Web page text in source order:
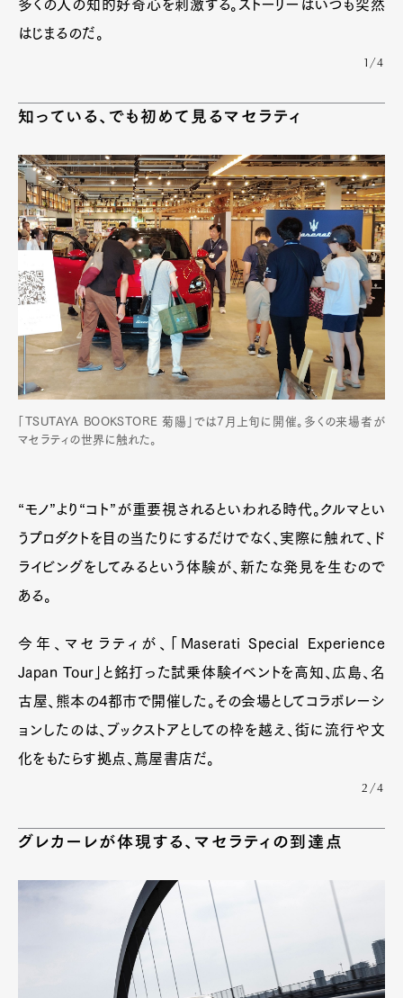
多くの人の知的好奇心を刺激する。ストーリーはいつも突然
はじまるのだ。
1/4
知っている、でも初めて見るマセラティ
「TSUTAYA BOOKSTORE 菊陽」では7月上旬に開催。多くの来場者が
マセラティの世界に触れた。
“モノ”より“コト”が重要視されるといわれる時代。クルマとい
うプロダクトを目の当たりにするだけでなく、実際に触れて、ド
ライビングをしてみるという体験が、新たな発見を生むので
ある。
今年、マセラティが、「Maserati Special Experience
Japan Tour」と銘打った試乗体験イベントを高知、広島、名
古屋、熊本の4都市で開催した。その会場としてコラボレーシ
ョンしたのは、ブックストアとしての枠を越え、街に流行や文
化をもたらす拠点、蔦屋書店だ。
2/4
グレカーレが体現する、マセラティの到達点